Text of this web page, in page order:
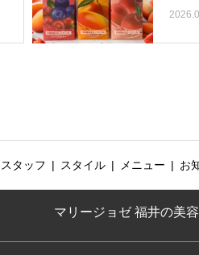
スタッフ スタイル メニュー お
マリージョゼ 福井の美